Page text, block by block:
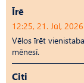
Īrē
12:25, 21. Jūl, 2026
Vēlos īrēt
mēnesī.
Citi